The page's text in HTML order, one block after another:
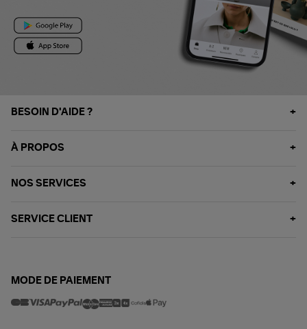
BESOIN D'AIDE ?
À PROPOS
NOS SERVICES
SERVICE CLIENT
MODE DE PAIEMENT